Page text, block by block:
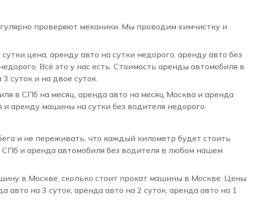
проверяют механики. Мы проводим химчистку и
цена, аренду авто на сутки недорого, аренду авто без
Всё это у нас есть. Стоимость аренды автомобиля в
суток и на двое суток.
в СПб на месяц, аренда авто на месяц Москва и аренда
аренду машины на сутки без водителя недорого.
и не переживать, что каждый километр будет стоить
и аренда автомобиля без водителя в любом нашем
в Москве, сколько стоит прокат машины в Москве. Цены
на 3 суток, аренда авто на 2 суток, аренда авто на 1